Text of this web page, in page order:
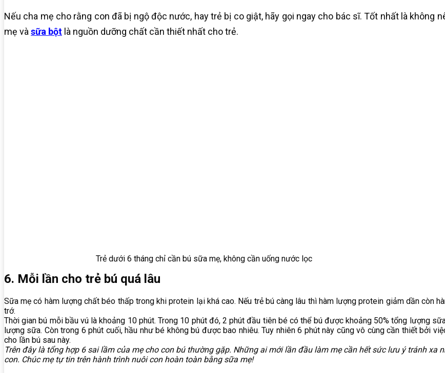
Nếu cha mẹ cho rằng con đã bị ngộ độc nước, hay trẻ bị co giật, hãy gọi ngay cho bác sĩ. Tốt nhất là không
mẹ và sữa bột là nguồn dưỡng chất cần thiết nhất cho trẻ.
Trẻ dưới 6 tháng chỉ cần bú sữa mẹ, không cần uống nước lọc
6. Mỗi lần cho trẻ bú quá lâu
Sữa mẹ có hàm lượng chất béo thấp trong khi protein lại khá cao. Nếu trẻ bú càng lâu thì hàm lượng protein giảm dần còn
trớ.
Thời gian bú mỗi bầu vú là khoảng 10 phút. Trong 10 phút đó, 2 phút đầu tiên bé có thể bú được khoảng 50% tổng lượng
lượng sữa. Còn trong 6 phút cuối, hầu như bé không bú được bao nhiêu. Tuy nhiên 6 phút này cũng vô cùng cần thiết bởi
cho lần bú sau này.
Trên đây là tổng hợp 6 sai lầm của mẹ cho con bú thường gặp. Những ai mới lần đầu làm mẹ cần hết sức lưu ý tránh xa
con. Chúc mẹ tự tin trên hành trình nuôi con hoàn toàn bằng sữa mẹ!